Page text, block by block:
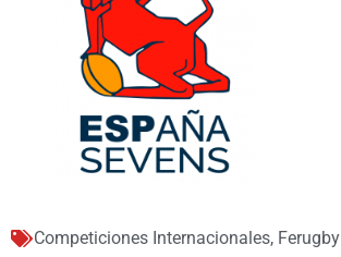
Competiciones Internacionales, Ferugby